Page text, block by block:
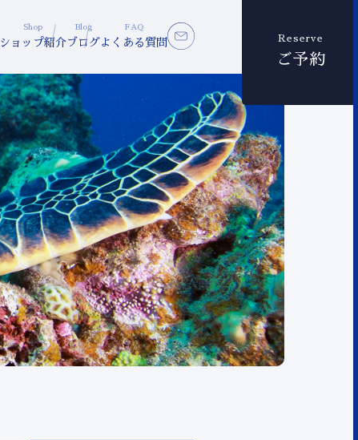
Shop
ショップ紹介
Blog
ブログ
FAQ
よくある質問 Reserve
ご予約